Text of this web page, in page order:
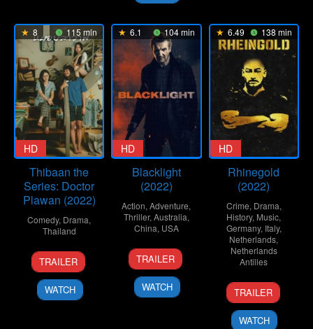
8 115 min
HD
Thibaan the
Series: Doctor
Plawan (2022)
Comedy, Drama,
Thailand
10
Mar
2022
Surasak
Pongsorn
TRAILER
WATCH
6.1 104 min
HD
Blacklight
(2022)
Action,Adventure,
Thriller, Australia,
China, USA
10
Feb
2022
Oliver
Tummel
TRAILER
WATCH
6.49 138 min
HD
Rhinegold
(2022)
Crime, Drama,
History, Music,
Germany, Italy,
Netherlands,
Netherlands
Antilles
27
Oct
2022
Fatih
Akin
TRAILER
WATCH